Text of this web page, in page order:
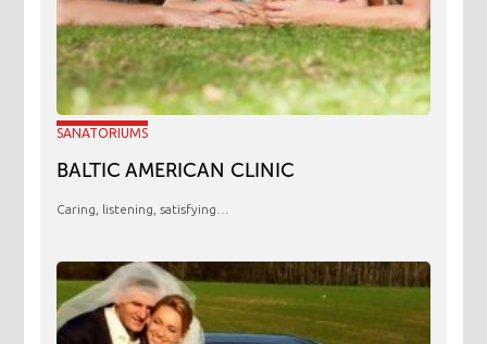
SANATORIUMS
BALTIC AMERICAN CLINIC
Caring, listening, satisfying…